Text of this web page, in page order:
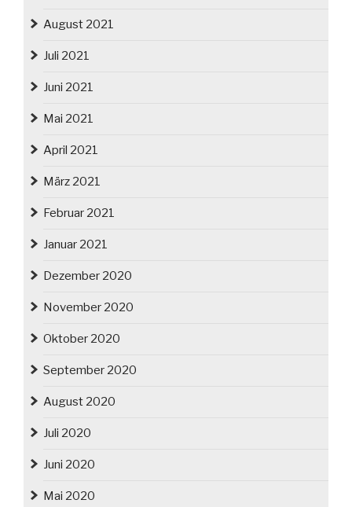
August 2021
Juli 2021
Juni 2021
Mai 2021
April 2021
März 2021
Februar 2021
Januar 2021
Dezember 2020
November 2020
Oktober 2020
September 2020
August 2020
Juli 2020
Juni 2020
Mai 2020